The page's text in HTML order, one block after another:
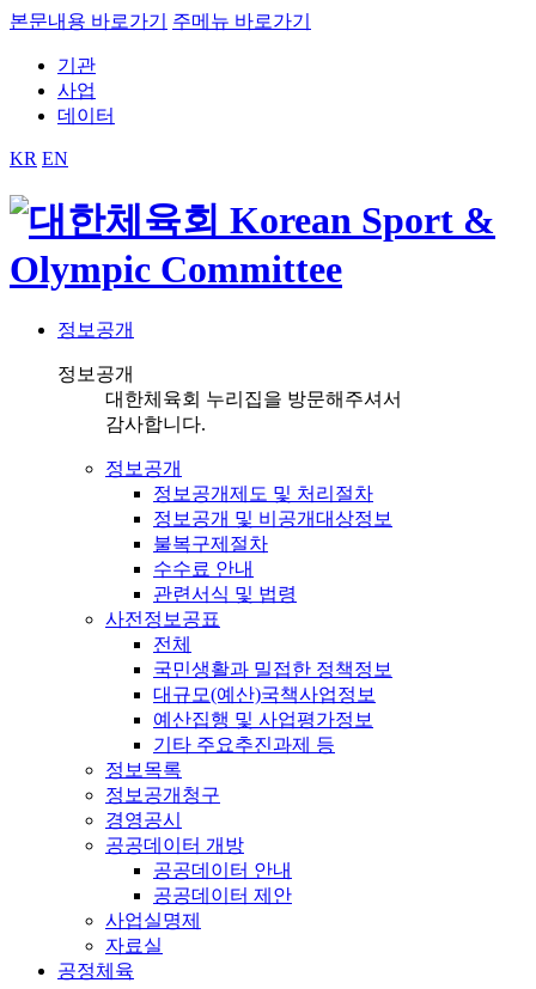
본문내용 바로가기 주메뉴 바로가기
기관
사업
데이터
KR EN
정보공개
정보공개
대한체육회 누리집을 방문해주셔서
감사합니다.
정보공개
정보공개제도 및 처리절차
정보공개 및 비공개대상정보
불복구제절차
수수료 안내
관련서식 및 법령
사전정보공표
전체
국민생활과 밀접한 정책정보
대규모(예산)국책사업정보
예산집행 및 사업평가정보
기타 주요추진과제 등
정보목록
정보공개청구
경영공시
공공데이터 개방
공공데이터 안내
공공데이터 제안
사업실명제
자료실
공정체육